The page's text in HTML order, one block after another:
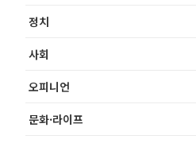
정치
사회
오피니언
문화·라이프